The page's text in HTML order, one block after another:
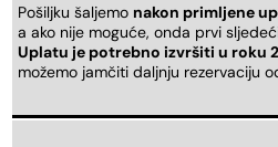
Pošiljku šaljemo nakon primljene
a ako nije moguće, onda prvi
Uplatu je potrebno izvršiti u roku
možemo jamčiti daljnju rezervaciju